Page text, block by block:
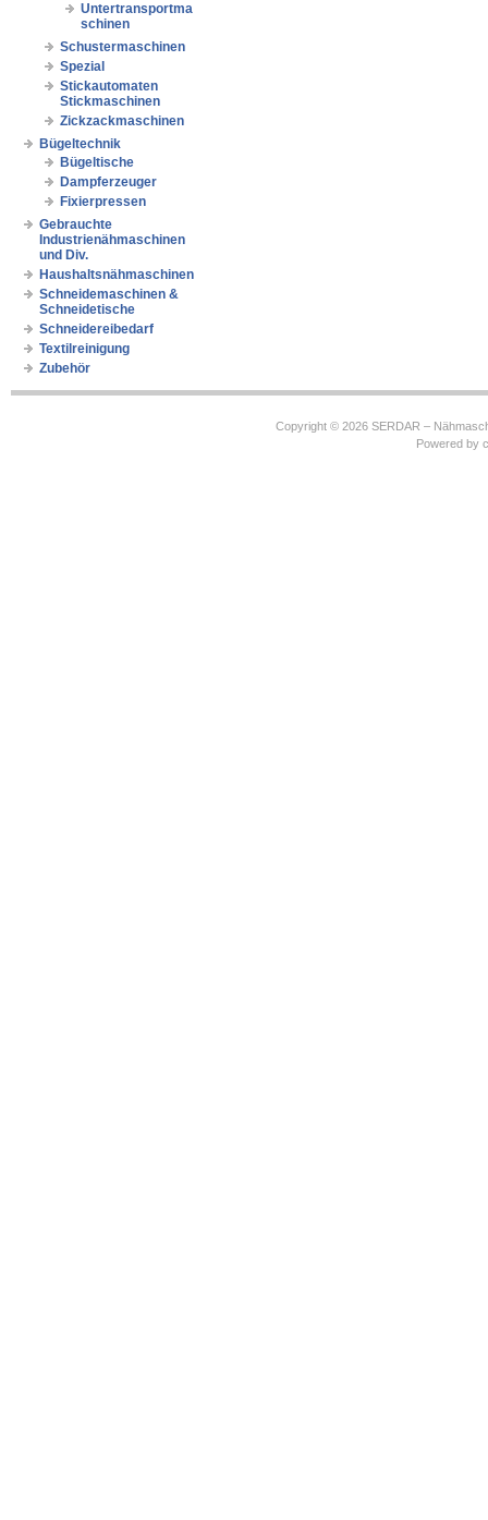
Untertransportma
schinen
Schustermaschinen
Spezial
Stickautomaten
Stickmaschinen
Zickzackmaschinen
Bügeltechnik
Bügeltische
Dampferzeuger
Fixierpressen
Gebrauchte
Industrienähmaschinen
und Div.
Haushaltsnähmaschinen
Schneidemaschinen &
Schneidetische
Schneidereibedarf
Textilreinigung
Zubehör
Copyright © 2026 SERDAR –
Powered by